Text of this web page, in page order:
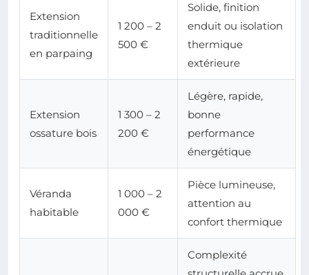
Extension
traditionnelle
en parpaing
1 200 – 2
500 €
Solide, finition
enduit ou isolation
thermique
extérieure
Extension
ossature bois
1 300 – 2
200 €
Légère, rapide,
bonne
performance
énergétique
Véranda
habitable
1 000 – 2
000 €
Pièce lumineuse,
attention au
confort thermique
Complexité